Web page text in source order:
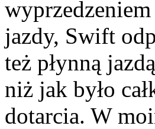
jazdy, Swift
też płynną
niż jak było
dotarcia. W